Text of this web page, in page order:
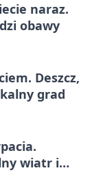
naraz.
obawy
Deszcz,
grad
wiatr i